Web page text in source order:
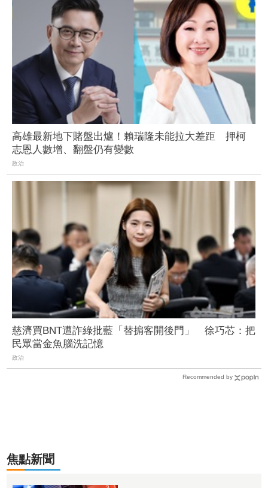
高雄最新地下賭盤出爐！賴瑞隆未能拉大差距 押柯
志恩人數增、翻盤仍有變數
政治
慈濟買BNT遭詐綠批藍「替掮客開後門」 徐巧芯：把
民眾當金魚腦洗記憶
政治
Recommended by
焦點新聞